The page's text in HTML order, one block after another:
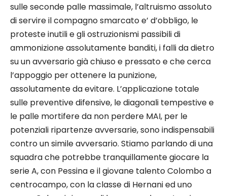
sulle seconde palle massimale, l’altruismo assoluto
di servire il compagno smarcato e’ d’obbligo, le
proteste inutili e gli ostruzionismi passibili di
ammonizione assolutamente banditi, i falli da dietro
su un avversario già chiuso e pressato e che cerca
l’appoggio per ottenere la punizione,
assolutamente da evitare. L’applicazione totale
sulle preventive difensive, le diagonali tempestive e
le palle mortifere da non perdere MAI, per le
potenziali ripartenze avversarie, sono indispensabili
contro un simile avversario. Stiamo parlando di una
squadra che potrebbe tranquillamente giocare la
serie A, con Pessina e il giovane talento Colombo a
centrocampo, con la classe di Hernani ed uno